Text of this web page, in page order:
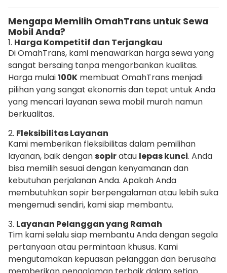
Mengapa Memilih OmahTrans untuk Sewa
Mobil Anda?
1. Harga Kompetitif dan Terjangkau
Di OmahTrans, kami menawarkan harga sewa yang
sangat bersaing tanpa mengorbankan kualitas.
Harga mulai100K membuat OmahTrans menjadi
pilihan yang sangat ekonomis dan tepat untuk Anda
yang mencari layanan sewa mobil murah namun
berkualitas.
2. Fleksibilitas Layanan
Kami memberikan fleksibilitas dalam pemilihan
layanan, baik dengansopiratau lepas kunci. Anda
bisa memilih sesuai dengan kenyamanan dan
kebutuhan perjalanan Anda. Apakah Anda
membutuhkan sopir berpengalaman atau lebih suka
mengemudi sendiri, kami siap membantu.
3. Layanan Pelanggan yang Ramah
Tim kami selalu siap membantu Anda dengan segala
pertanyaan atau permintaan khusus. Kami
mengutamakan kepuasan pelanggan dan berusaha